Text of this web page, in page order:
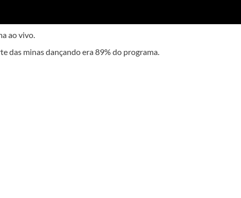
ao vivo.
das minas dançando era 89% do programa.